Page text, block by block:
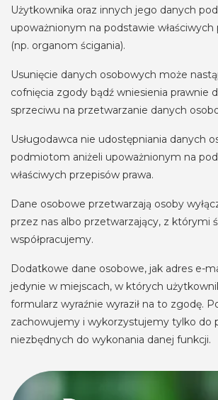
Użytkownika oraz innych jego danych
upoważnionym na podstawie właściwych
(np. organom ścigania).
Usunięcie danych osobowych może
cofnięcia zgody bądź wniesienia prawnie
sprzeciwu na przetwarzanie danych
Usługodawca nie udostępniania danych
podmiotom aniżeli upoważnionym na
właściwych przepisów prawa.
Dane osobowe przetwarzają osoby
przez nas albo przetwarzający, z którymi
współpracujemy.
Dodatkowe dane osobowe, jak adres e-
jedynie w miejscach, w których
formularz wyraźnie wyraził na to zgodę.
zachowujemy i wykorzystujemy tylko do
niezbędnych do wykonania danej funkcji.